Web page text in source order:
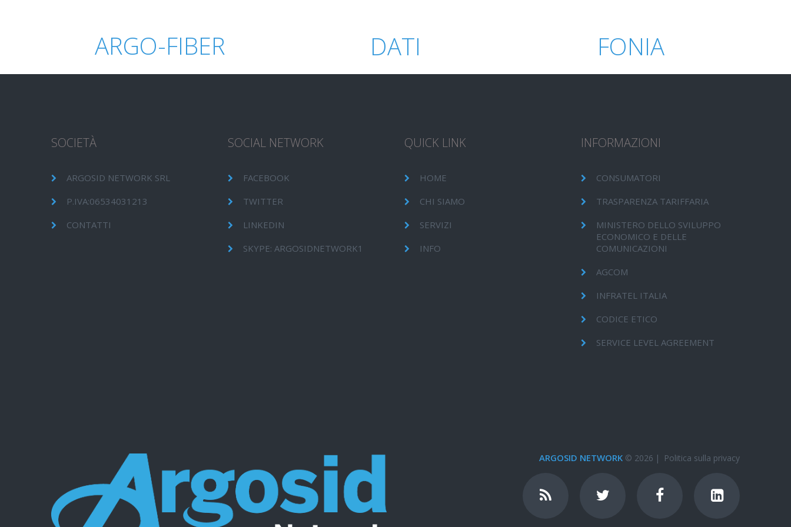
ARGO-FIBER DATI FONIA
SOCIETÀ
ARGOSID NETWORK SRL
P.IVA:06534031213
CONTATTI
SOCIAL NETWORK
FACEBOOK
TWITTER
LINKEDIN
SKYPE: ARGOSIDNETWORK1
QUICK LINK
HOME
CHI SIAMO
SERVIZI
INFO
INFORMAZIONI
CONSUMATORI
TRASPARENZA TARIFFARIA
MINISTERO DELLO SVILUPPO
ECONOMICO E DELLE
COMUNICAZIONI
AGCOM
INFRATEL ITALIA
CODICE ETICO
SERVICE LEVEL AGREEMENT
ARGOSID NETWORK © 2026 | Politica sulla privacy